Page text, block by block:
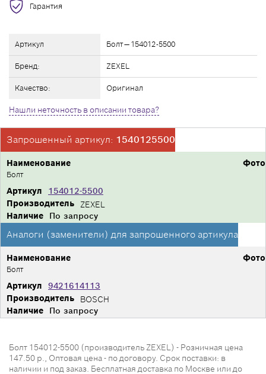
Артикул Болт — 154012-5500
Бренд: ZEXEL
Качество: Оригинал
Нашли неточность в описании товара?
Гарантия
Запрошенный артикул: 1540125500
Фото
Производитель ZEXEL
Артикул 154012-5500
Наименование
Болт
Наличие По запросу
Аналоги (заменители) для запрошенного артикула
Фото
Производитель BOSCH
Артикул 9421614113
Наименование
Болт
Наличие По запросу
Болт 154012-5500 (производитель ZEXEL) - Розничная цена
147.50 р., Оптовая цена - по договору. Срок поставки: в
наличии и под заказ. Бесплатная доставка по Москве или до